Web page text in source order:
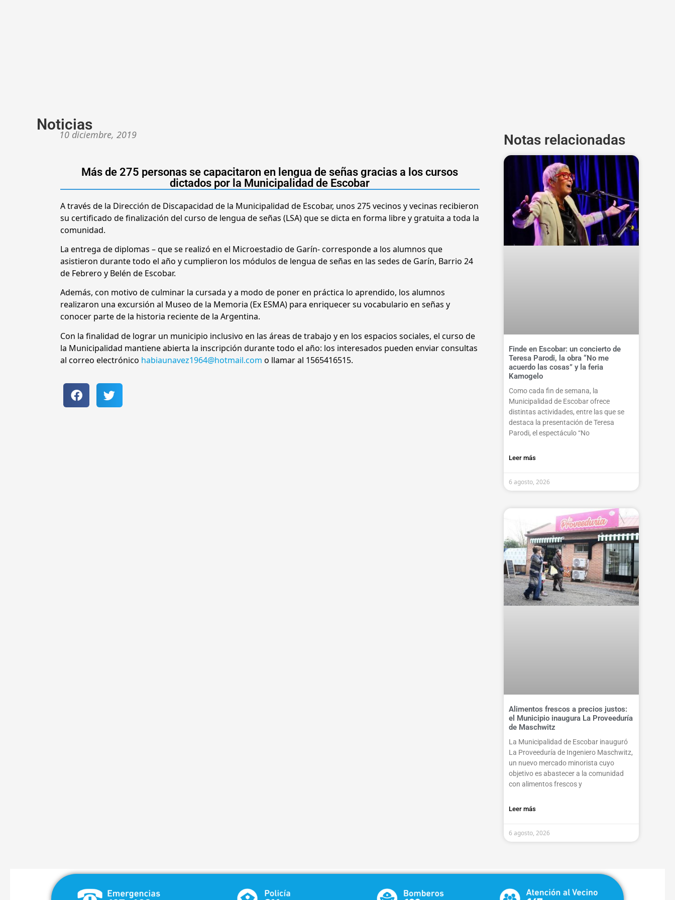
Noticias
10 diciembre, 2019
Más de 275 personas se capacitaron en lengua de señas gracias a los cursos
dictados por la Municipalidad de Escobar
A través de la Dirección de Discapacidad de la Municipalidad de Escobar, unos 275 vecinos y vecinas recibieron
su certificado de finalización del curso de lengua de señas (LSA) que se dicta en forma libre y gratuita a toda la
comunidad.
La entrega de diplomas – que se realizó en el Microestadio de Garín- corresponde a los alumnos que
asistieron durante todo el año y cumplieron los módulos de lengua de señas en las sedes de Garín, Barrio 24
de Febrero y Belén de Escobar.
Además, con motivo de culminar la cursada y a modo de poner en práctica lo aprendido, los alumnos
realizaron una excursión al Museo de la Memoria (Ex ESMA) para enriquecer su vocabulario en señas y
conocer parte de la historia reciente de la Argentina.
Con la finalidad de lograr un municipio inclusivo en las áreas de trabajo y en los espacios sociales, el curso de
la Municipalidad mantiene abierta la inscripción durante todo el año: los interesados pueden enviar consultas
al correo electrónico habiaunavez1964@hotmail.com o llamar al 1565416515.
Notas relacionadas
Finde en Escobar: un concierto de
Teresa Parodi, la obra “No me
acuerdo las cosas” y la feria
Kamogelo
Como cada fin de semana, la
Municipalidad de Escobar ofrece
distintas actividades, entre las que se
destaca la presentación de Teresa
Parodi, el espectáculo “No
Leer más
6 agosto, 2026
Alimentos frescos a precios justos:
el Municipio inaugura La Proveeduría
de Maschwitz
La Municipalidad de Escobar inauguró
La Proveeduría de Ingeniero Maschwitz,
un nuevo mercado minorista cuyo
objetivo es abastecer a la comunidad
con alimentos frescos y
Leer más
6 agosto, 2026